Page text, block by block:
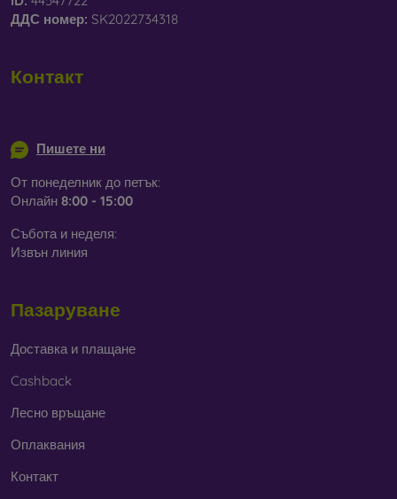
ДДС ​​номер: SK2022734318
Контакт
Пишете ни
От понеделник до петък:
Онлайн 8:00 - 15:00
Събота и неделя:
Извън линия
Пазаруване
Доставка и плащане
Cashback
Лесно връщане
Оплаквания
Контакт